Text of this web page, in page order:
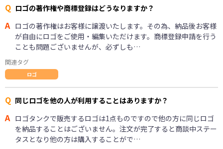
Q ロゴの著作権や商標登録はどうなりますか？
A ロゴの著作権はお客様に譲渡いたします。その為、納品後お客様
が自由にロゴをご使用・編集いただけます。商標登録申請を行う
ことも問題ございませんが、必ずしも…
関連タグ
ロゴ
Q 同じロゴを他の人が利用することはありますか？
A ロゴタンクで販売するロゴは1点ものですので他の方に同じロゴ
を納品することはございません。注文が完了すると商談中ステー
タスとなり他の方は購入することがで…